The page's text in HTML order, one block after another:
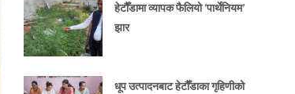
हेटौँडामा व्यापक फैलियो ‘पार्थेनियम’
झार
धूप उत्पादनबाट हेटौँडाका गृहिणीको